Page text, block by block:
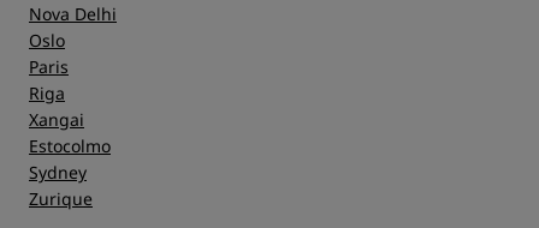
Nova Delhi
Oslo
Paris
Riga
Xangai
Estocolmo
Sydney
Zurique